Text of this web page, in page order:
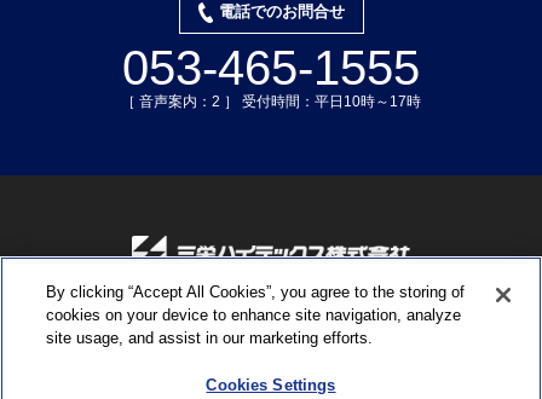
電話でのお問合せ
053-465-1555
［ 音声案内：2 ］ 受付時間：平日10時～17時
〒435-0015 静岡県浜松市中央区子安町311-3
TEL:053-465-1555 ／ FAX:053-465-0330
By clicking “Accept All Cookies”, you agree to the storing of
cookies on your device to enhance site navigation, analyze
site usage, and assist in our marketing efforts.
Cookies Settings